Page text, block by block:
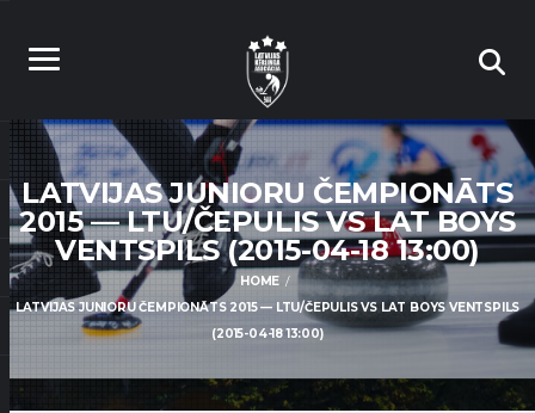
LATVIJAS JUNIORU ČEMPIONĀTS
2015 — LTU/ČEPULIS VS LAT BOYS
VENTSPILS (2015-04-18 13:00)
HOME
LATVIJAS JUNIORU ČEMPIONĀTS 2015 — LTU/ČEPULIS VS LAT BOYS VENTSPILS
(2015-04-18 13:00)